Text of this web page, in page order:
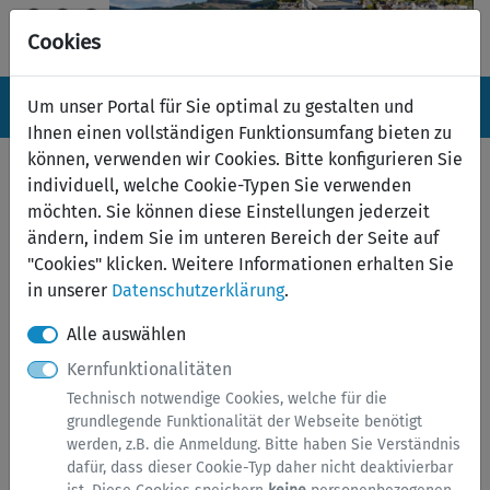
Cookies
Um unser Portal für Sie optimal zu gestalten und
Ihnen einen vollständigen Funktionsumfang bieten zu
können, verwenden wir Cookies. Bitte konfigurieren Sie
individuell, welche Cookie-Typen Sie verwenden
möchten. Sie können diese Einstellungen jederzeit
ändern, indem Sie im unteren Bereich der Seite auf
"Cookies" klicken. Weitere Informationen erhalten Sie
in unserer Datenschutzerklärung.
Alle auswählen
Kernfunktionalitäten
Technisch notwendige Cookies, welche für die
grundlegende Funktionalität der Webseite benötigt
werden, z.B. die Anmeldung. Bitte haben Sie Verständnis
dafür, dass dieser Cookie-Typ daher nicht deaktivierbar
Navigation ein-/ausblenden
Menü
Serviceübersicht
zurück
Services A bis Z